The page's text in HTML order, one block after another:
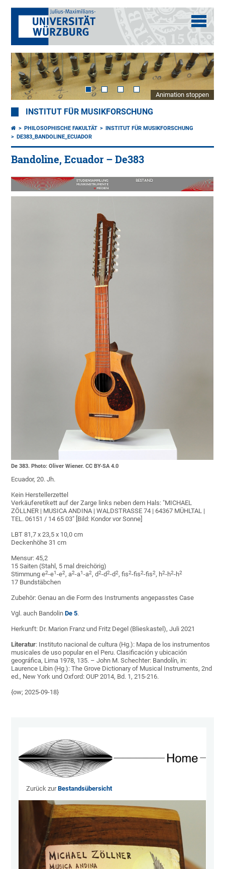
Animation stoppen
INSTITUT FÜR MUSIKFORSCHUNG
PHILOSOPHISCHE FAKULTÄT
INSTITUT FÜR MUSIKFORSCHUNG
DE383_BANDOLINE_ECUADOR
Bandoline, Ecuador – De383
De 383. Photo: Oliver Wiener. CC BY-SA 4.0
Ecuador, 20. Jh.
Kein Herstellerzettel
Verkäuferetikett auf der Zarge links neben dem Hals: "MICHAEL
ZÖLLNER | MUSICA ANDINA | WALDSTRASSE 74 | 64367 MÜHLTAL |
TEL. 06151 / 14 65 03" [Bild: Kondor vor Sonne]
LBT 81,7 x 23,5 x 10,0 cm
Deckenhöhe 31 cm
Mensur: 45,2
15 Saiten (Stahl, 5 mal dreichörig)
Stimmung e2-e1 -e2, a2-a1 -a2, d2-d2-d2, fis2-fis2-fis2, h2-h2-h2
17 Bundstäbchen
Zubehör: Genau an die Form des Instruments angepasstes Case
Vgl. auch BandolinDe 5.
Herkunft: Dr. Marion Franz und Fritz Degel (Blieskastel), Juli 2021
Literatur: Instituto nacional de cultura (Hg.): Mapa de los instrumentos
musicales de uso popular en el Peru. Clasificación y ubicación
geográfica, Lima 1978, 135. – John M. Schechter: Bandolín, in:
Laurence Libin (Hg.): The Grove Dictionary of Musical Instruments, 2nd
ed., New York und Oxford: OUP 2014, Bd. 1, 215-216.
{ow; 2025-09-18}
Zurück zurBestandsübersicht